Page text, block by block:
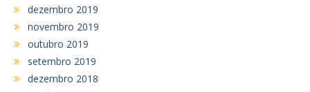
dezembro 2019
novembro 2019
outubro 2019
setembro 2019
dezembro 2018